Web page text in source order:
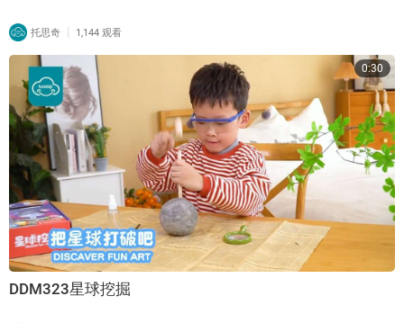
托思奇 | 1,144 观看
0:30
DDM323星球挖掘